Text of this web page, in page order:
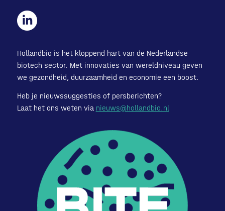
Hollandbio is het kloppend hart van de Nederlandse
biotech sector. Met innovaties van wereldniveau geven
we gezondheid, duurzaamheid en economie een boost.
Heb je nieuwssuggesties of persberichten?
Laat het ons weten via nieuws@hollandbio.nl